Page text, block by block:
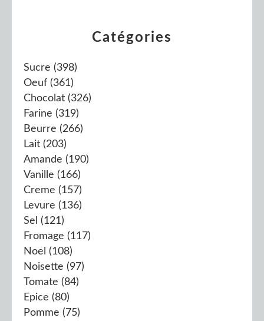
Catégories
Sucre (398)
Oeuf (361)
Chocolat (326)
Farine (319)
Beurre (266)
Lait (203)
Amande (190)
Vanille (166)
Creme (157)
Levure (136)
Sel (121)
Fromage (117)
Noel (108)
Noisette (97)
Tomate (84)
Epice (80)
Pomme (75)